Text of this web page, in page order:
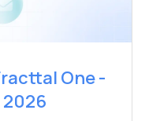
One -
2026